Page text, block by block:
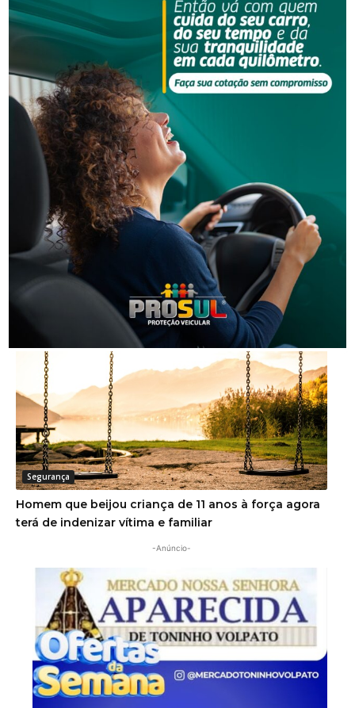
Homem é preso por descumprir medida protetiva
em Urussanga
Segurança
Golpe do falso advogado em Urussanga deixa vítima
com prejuízo de R$ 51 mil
Segurança
Homem que beijou criança de 11 anos à força agora
terá de indenizar vítima e familiar
-Anúncio-